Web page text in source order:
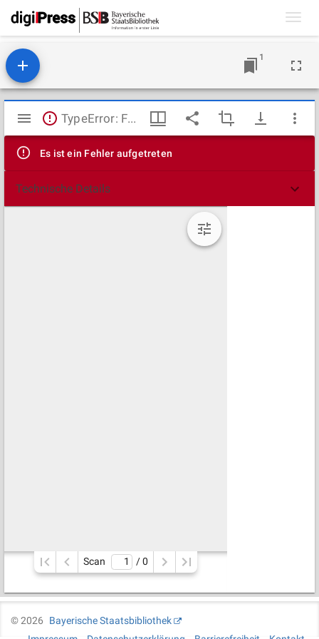
1
Mirador
Viewer
TypeError: Failed to fetch
Es ist ein Fehler aufgetreten
Technische Details
Scan / 0
©2026
Bayerische Staatsbibliothek